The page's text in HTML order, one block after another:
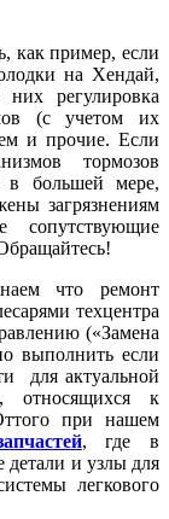
как пример, если
на Хендай,
регулировка
(с учетом их
и прочие. Если
тормозов
в большей мере,
загрязнениям
что ремонт
техцентра
(«Замена
выполнить если
для актуальной
относящихся к
при нашем
, где в
детали и узлы для
легкового